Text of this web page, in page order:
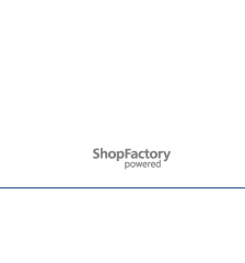
Webwinkel gemaakt met ShopFactory webwinkel